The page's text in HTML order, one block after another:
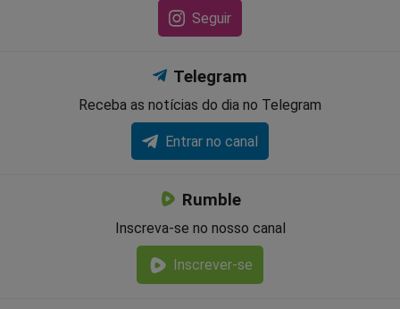
Seguir
Telegram
Receba as notícias do dia no Telegram
Entrar no canal
Rumble
Inscreva-se no nosso canal
Inscrever-se